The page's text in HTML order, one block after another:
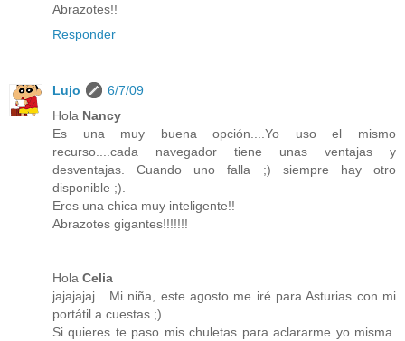
Abrazotes!!
Responder
Lujo
6/7/09
Hola Nancy
Es una muy buena opción....Yo uso el mismo
recurso....cada navegador tiene unas ventajas y
desventajas. Cuando uno falla ;) siempre hay otro
disponible ;).
Eres una chica muy inteligente!!
Abrazotes gigantes!!!!!!!
Hola Celia
jajajajaj....Mi niña, este agosto me iré para Asturias con mi
portátil a cuestas ;)
Si quieres te paso mis chuletas para aclararme yo misma.